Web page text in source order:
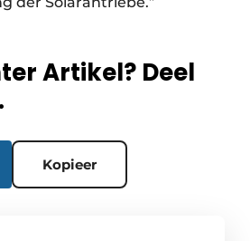
Artikel? Deel
Kopieer